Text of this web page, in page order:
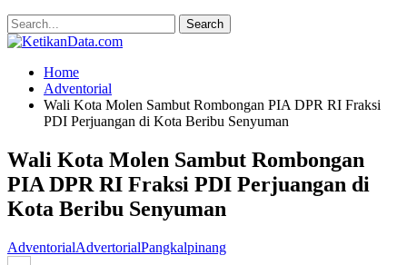
Home
Adventorial
Wali Kota Molen Sambut Rombongan PIA DPR RI Fraksi
PDI Perjuangan di Kota Beribu Senyuman
Wali Kota Molen Sambut Rombongan
PIA DPR RI Fraksi PDI Perjuangan di
Kota Beribu Senyuman
AdventorialAdvertorialPangkalpinang